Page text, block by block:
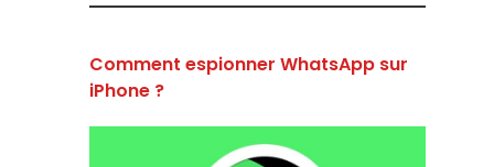
Comment espionner WhatsApp sur
iPhone ?